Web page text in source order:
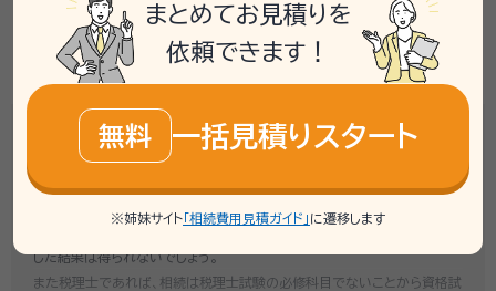
相談事例一覧
栃木県日光市で専門家を選ぶ時のポイントは？
士業が相続に関する実績が多くあるかどうかです。
例えば行政書士といっても対応分野は幅広く、法人設立や許認可申請など
した結果は得られないでしょう。
また税理士であれば、相続は税理士試験の必修科目でないことから資格試
まとめてお見積りを
依頼できます！
無料 一括見積りスタート
※姉妹サイト 「相続費用見積ガイド」 に遷移します